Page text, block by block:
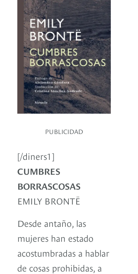
PUBLICIDAD
[/diners1]
CUMBRES
BORRASCOSAS
EMILY BRONTË
Desde antaño, las
mujeres han estado
acostumbradas a hablar
de cosas prohibidas, a